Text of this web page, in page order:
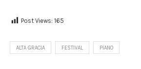
Post Views: 165
ALTA GRACIA FESTIVAL PIANO